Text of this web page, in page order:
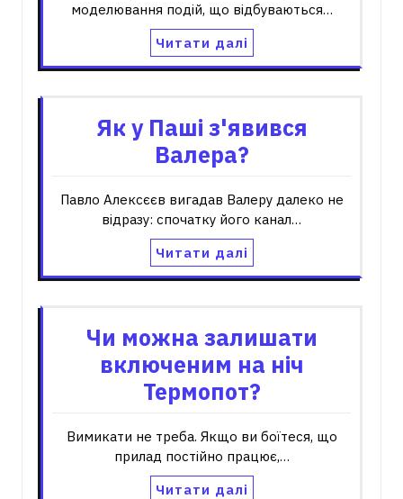
моделювання подій, що відбуваються…
Читати далі
Як у Паші з'явився
Валера?
Павло Алексєєв вигадав Валеру далеко не
відразу: спочатку його канал…
Читати далі
Чи можна залишати
включеним на ніч
Термопот?
Вимикати не треба. Якщо ви боїтеся, що
прилад постійно працює,…
Читати далі